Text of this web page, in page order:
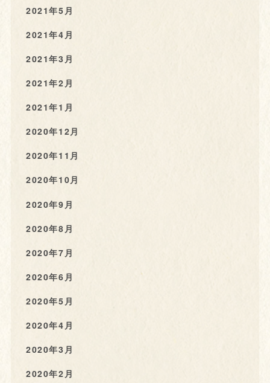
2021年5月
2021年4月
2021年3月
2021年2月
2021年1月
2020年12月
2020年11月
2020年10月
2020年9月
2020年8月
2020年7月
2020年6月
2020年5月
2020年4月
2020年3月
2020年2月